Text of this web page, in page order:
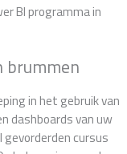
BI programma in
brummen
in het gebruik van
dashboards van uw
gevorderden cursus